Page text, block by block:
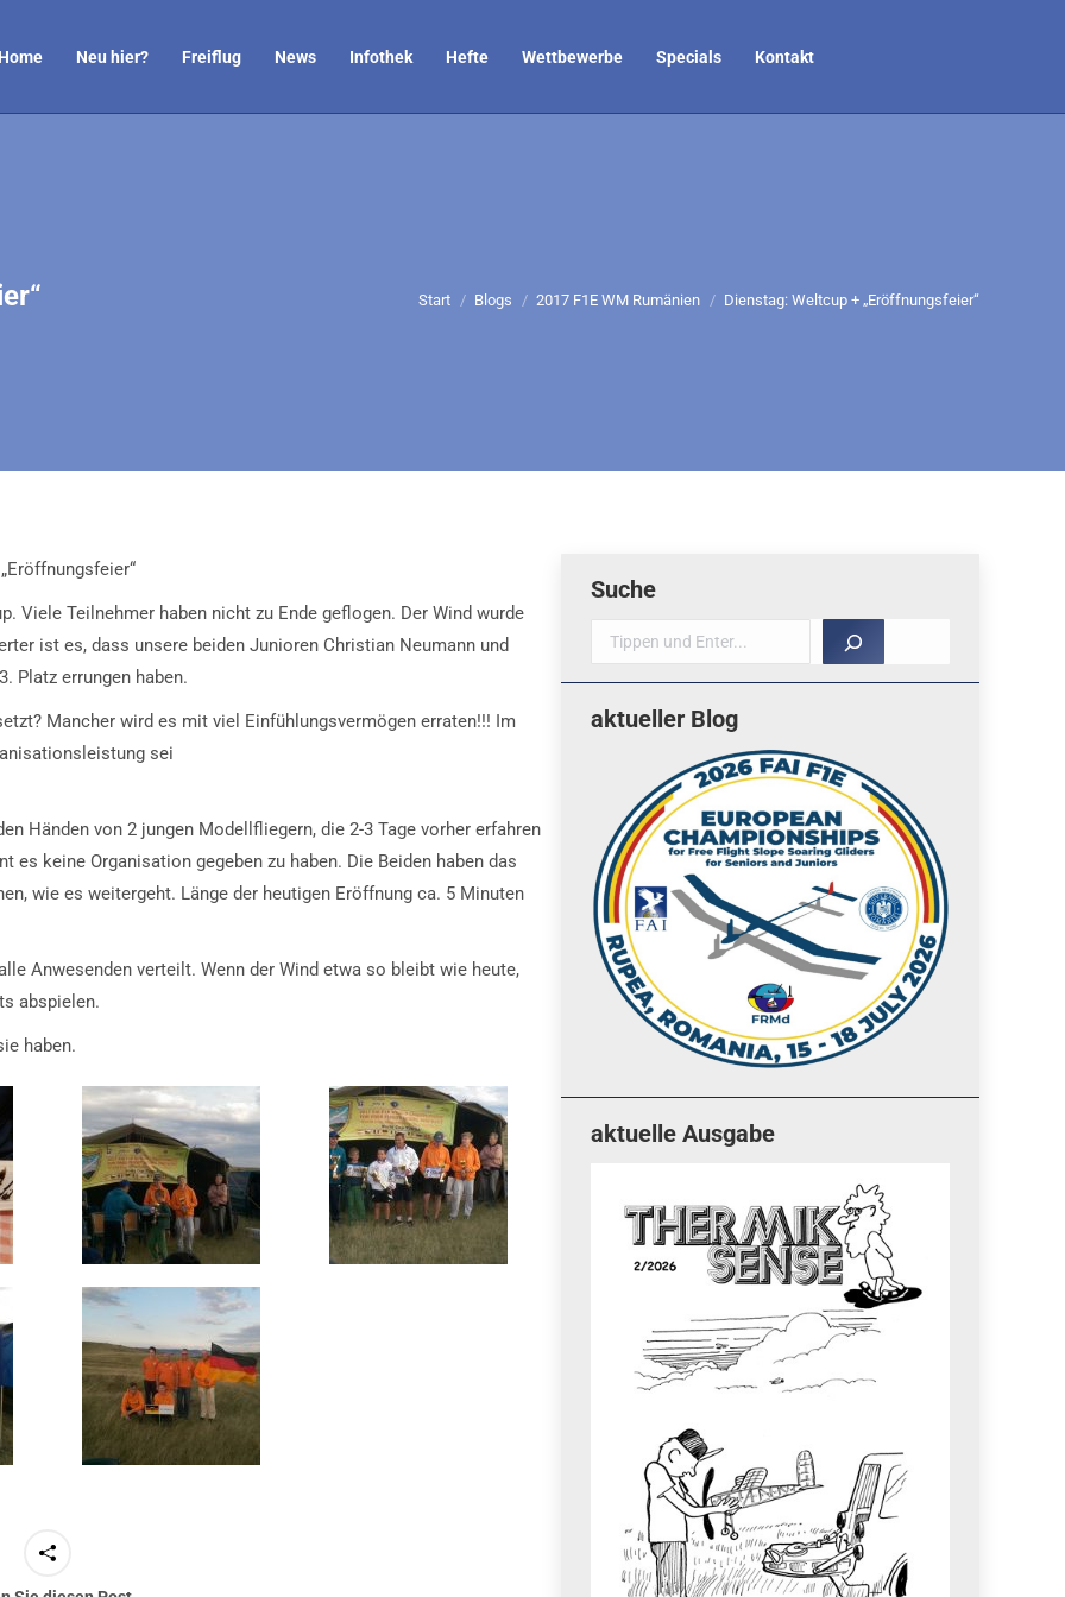
Neu hier? Freiflug News Infothek Hefte Wettbewerbe Specials Kontakt
Sie befinden sich hier:
Start Blogs 2017 F1E WM Rumänien Dienstag: Weltcup + „Eröffnungsfeier“
Viele Teilnehmer haben nicht zu Ende geflogen. Der Wind wurde
ist es, dass unsere beiden Junioren Christian Neumann und
Platz errungen haben.
Mancher wird es mit viel Einfühlungsvermögen erraten!!! Im
sei
Händen von 2 jungen Modellfliegern, die 2-3 Tage vorher erfahren
keine Organisation gegeben zu haben. Die Beiden haben das
wie es weitergeht. Länge der heutigen Eröffnung ca. 5 Minuten
Anwesenden verteilt. Wenn der Wind etwa so bleibt wie heute,
abspielen.
haben.
Suche
Suche
aktueller Blog
aktuelle Ausgabe